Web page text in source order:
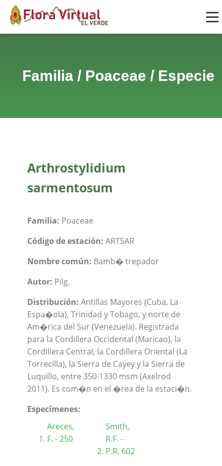
Familia/ Poaceae / Especie
Arthrostylidium
sarmentosum
Familia: Poaceae
Código de estación: ARTSAR
Nombre común: Bamb� trepador
Autor: Pilg.
Distribución: Antillas Mayores (Cuba, La
Espa�ola), Trinidad y Tobago, y norte de
Am�rica del Sur (Venezuela). Registrada
para la Cordillera Occidental (Maricao), la
Cordillera Central, la Cordillera Oriental (La
Torrecilla), la Sierra de Cayey y la Sierra de
Luquillo, entre 350-1330 msm (Axelrod
2011). Es com�n en el �rea de la estaci�n.
Especímenes:
Areces,
F. - 250
Smith,
R.F. -
P.R. 602